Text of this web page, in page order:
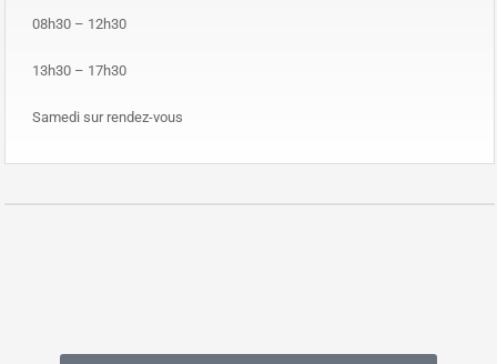
08h30 – 12h30
13h30 – 17h30
Samedi sur rendez-vous